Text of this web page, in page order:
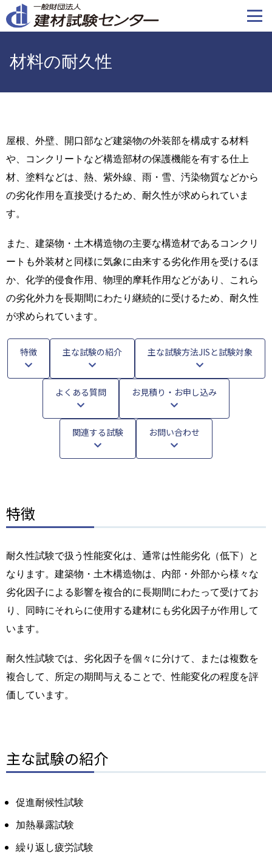
イ
移
動
材料の耐久性
屋根、外壁、開口部など建築物の外装部を構成する材料
や、コンクリートなど構造部材の保護機能を有する仕上
材、塗料などは、熱、紫外線、雨・雪、汚染物質などから
の劣化作用を直接受けるため、耐久性が求められていま
す。
また、建築物・土木構造物の主要な構造材であるコンクリ
ートも外装材と同様に気象に由来する劣化作用を受けるほ
か、化学的侵食作用、物理的摩耗作用などがあり、これら
の劣化外力を長期間にわたり継続的に受けるため、耐久性
が求められています。
特徴 主な試験の紹介 主な試験方法JISと試験対象
よくある質問 お見積り・お申し込み
関連する試験 お問い合わせ
特徴
耐久性試験で扱う性能変化は、通常は性能劣化（低下）と
なります。建築物・土木構造物は、内部・外部から様々な
劣化因子による影響を複合的に長期間にわたって受けてお
り、同時にそれらに使用する建材にも劣化因子が作用して
います。
耐久性試験では、劣化因子を個々に分けて、または複数を
複合して、所定の期間与えることで、性能変化の程度を評
価しています。
主な試験の紹介
促進耐候性試験
加熱暴露試験
繰り返し疲労試験